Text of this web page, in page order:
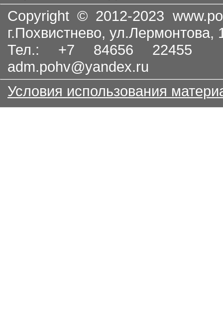
Copyright © 2012-2023
г.Похвистнево, ул.Лермонтова,
Тел.: +7 84656
adm.pohv@yandex.ru
Условия использования